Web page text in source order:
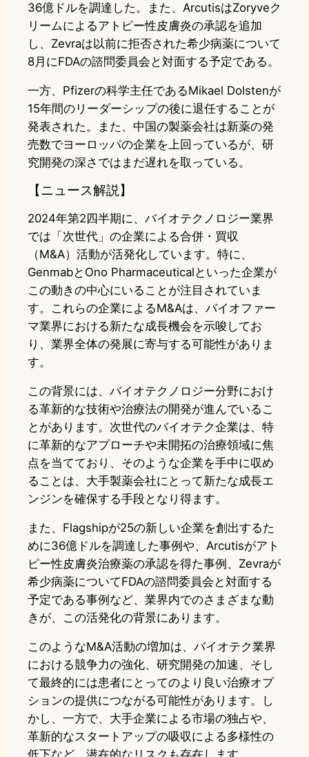
36億ドルを調達した。また、ArcutisはZoryveク
リームによるアトピー性皮膚炎の承認を追加
し、Zevraは以前に拒否された希少病薬について
8月にFDAの諮問委員会と対面する予定である。
一方、Pfizerの科学主任であるMikael Dolstenが
15年間のリーダーシップの後に退任することが
発表された。また、中国の製薬会社は新薬の発
売数でヨーロッパの企業を上回っているが、研
究開発の深さではまだ遅れを取っている。
【ニュース解説】
2024年第2四半期に、バイオテクノロジー業界
では「次世代」の企業による合併・買収
（M&A）活動が活発化しています。特に、
GenmabとOno Pharmaceuticalといった企業が
この動きの中心にいることが注目されていま
す。これらの企業によるM&Aは、バイオファー
マ業界における新たな成長機会を示唆してお
り、業界全体の発展に寄与する可能性がありま
す。
この背景には、バイオテクノロジー分野におけ
る革新的な技術や治療法の開発が進んでいるこ
とがあります。次世代のバイオテク企業は、特
に革新的なアプローチや未開拓の治療領域に焦
点を当てており、そのような企業を手中に収め
ることは、大手製薬会社にとって新たな成長エ
ンジンを確保する手段となり得ます。
また、Flagshipが25の新しい企業を創出するた
めに36億ドルを調達した事例や、Arcutisがアト
ピー性皮膚炎治療薬の承認を得た事例、Zevraが
希少病薬についてFDAの諮問委員会と対面する
予定である事例など、業界内でのさまざまな動
きが、この活発化の背景にあります。
このようなM&A活動の増加は、バイオテク業界
における競争力の強化、研究開発の加速、そし
て最終的には患者にとってのより良い治療オプ
ションの提供につながる可能性があります。し
かし、一方で、大手企業による市場の独占や、
革新的なスタートアップの吸収による多様性の